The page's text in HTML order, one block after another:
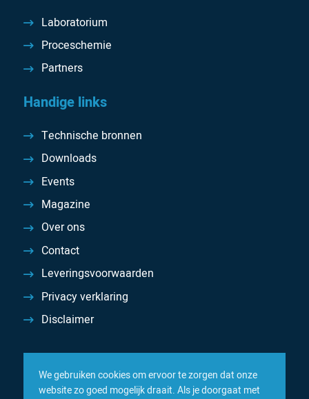
Laboratorium
Proceschemie
Partners
Handige links
Technische bronnen
Downloads
Events
Magazine
Over ons
Contact
Leveringsvoorwaarden
Privacy verklaring
Disclaimer
We gebruiken cookies om ervoor te zorgen dat onze
website zo goed mogelijk draait. Als je doorgaat met